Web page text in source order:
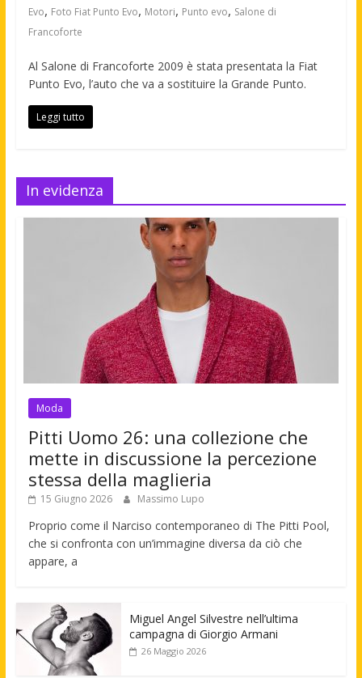
Evo, Foto Fiat Punto Evo, Motori, Punto evo, Salone di
Francoforte
Al Salone di Francoforte 2009 è stata presentata la Fiat
Punto Evo, l’auto che va a sostituire la Grande Punto.
Leggi tutto
In evidenza
Moda
Pitti Uomo 26: una collezione che
mette in discussione la percezione
stessa della maglieria
15 Giugno 2026 Massimo Lupo
Proprio come il Narciso contemporaneo di The Pitti Pool,
che si confronta con un’immagine diversa da ciò che
appare, a
Miguel Angel Silvestre nell’ultima
campagna di Giorgio Armani
26 Maggio 2026